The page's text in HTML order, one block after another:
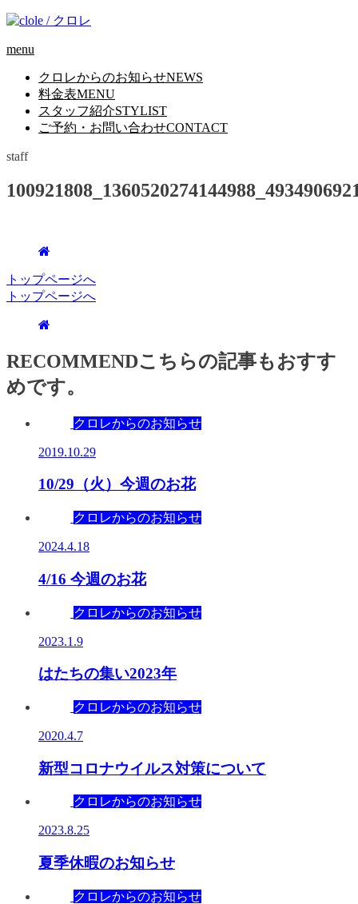
menu
クロレからのお知らせNEWS
料金表MENU
スタッフ紹介STYLIST
ご予約・お問い合わせCONTACT
staff
トップページへ
トップページへ
RECOMMENDこちらの記事もおすす
めです。
クロレからのお知らせ
2019.10.29
10/29（火）今週のお花
クロレからのお知らせ
2024.4.18
4/16 今週のお花
クロレからのお知らせ
2023.1.9
はたちの集い2023年
クロレからのお知らせ
2020.4.7
新型コロナウイルス対策について
クロレからのお知らせ
2023.8.25
夏季休暇のお知らせ
クロレからのお知らせ